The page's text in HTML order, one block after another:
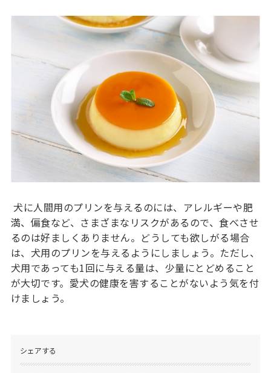
犬に人間用のプリンを与えるのには、アレルギーや肥
満、偏食など、さまざまなリスクがあるので、食べさせ
るのは好ましくありません。どうしても欲しがる場合
は、犬用のプリンを与えるようにしましょう。ただし、
犬用であっても1回に与える量は、少量にとどめること
が大切です。愛犬の健康を害することがないよう気を付
けましょう。
シェアする